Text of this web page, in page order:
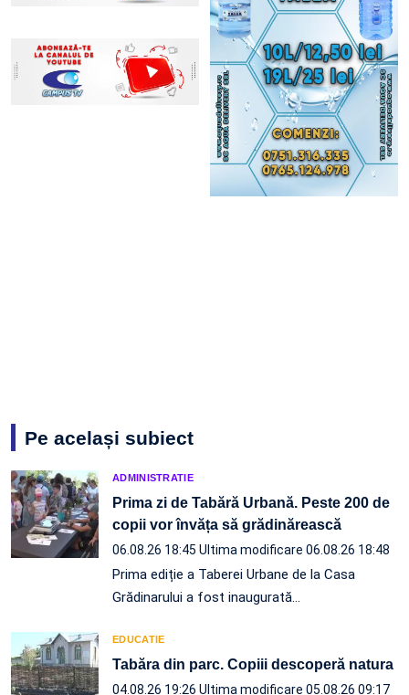
Pe același subiect
ADMINISTRATIE
Prima zi de Tabără Urbană. Peste 200 de
copii vor învăța să grădinărească
06.08.26 18:45 Ultima modificare 06.08.26 18:48
Prima ediție a Taberei Urbane de la Casa
Grădinarului a fost inaugurată…
EDUCATIE
Tabăra din parc. Copiii descoperă natura
04.08.26 19:26 Ultima modificare 05.08.26 09:17